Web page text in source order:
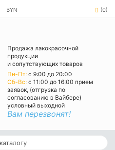
BYN (0)
Продажа лакокрасочной
продукции
и сопутствующих товаров
Пн-Пт:с 9:00 до 20:00
Cб-Вс:с 11:00 до 16:00 прием
заявок, (отгрузка по
согласованию в Вайбере)
условный выходной
Вам перезвонят!